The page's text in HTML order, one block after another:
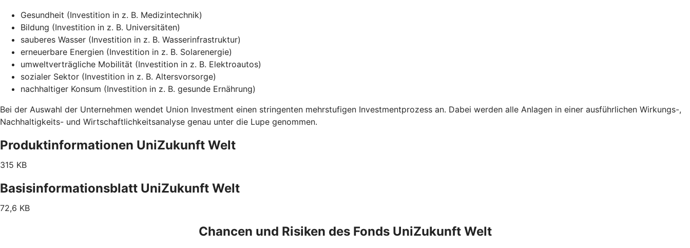
Gesundheit (Investition in z. B. Medizintechnik)
Bildung (Investition in z. B. Universitäten)
sauberes Wasser (Investition in z. B. Wasserinfrastruktur)
erneuerbare Energien (Investition in z. B. Solarenergie)
umweltverträgliche Mobilität (Investition in z. B. Elektroautos)
sozialer Sektor (Investition in z. B. Altersvorsorge)
nachhaltiger Konsum (Investition in z. B. gesunde Ernährung)
Bei der Auswahl der Unternehmen wendet Union Investment einen stringenten mehrstufigen Investmentprozess an. Dabei werden alle Anlagen in einer ausführlichen Wirkungs-,
Nachhaltigkeits- und Wirtschaftlichkeitsanalyse genau unter die Lupe genommen.
Produktinformationen UniZukunft Welt
315 KB
Basisinformationsblatt UniZukunft Welt
72,6 KB
Chancen und Risiken des Fonds UniZukunft Welt